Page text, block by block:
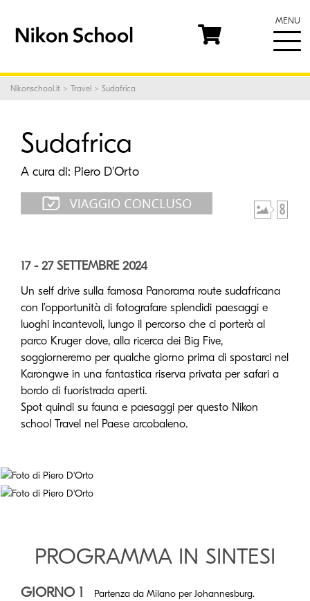
MENU
Nikonschool.it > Travel > Sudafrica
Sudafrica
A cura di: Piero D'Orto
17 - 27 SETTEMBRE 2024
Un self drive sulla famosa Panorama route sudafricana
con l’opportunità di fotografare splendidi paesaggi e
luoghi incantevoli, lungo il percorso che ci porterà al
parco Kruger dove, alla ricerca dei Big Five,
soggiorneremo per qualche giorno prima di spostarci nel
Karongwe in una fantastica riserva privata per safari a
bordo di fuoristrada aperti.
Spot quindi su fauna e paesaggi per questo Nikon
school Travel nel Paese arcobaleno.
PROGRAMMA IN SINTESI
GIORNO 1 Partenza da Milano per Johannesburg.